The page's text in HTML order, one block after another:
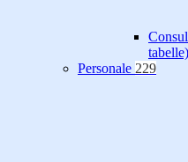
tabelle)
Personale 229